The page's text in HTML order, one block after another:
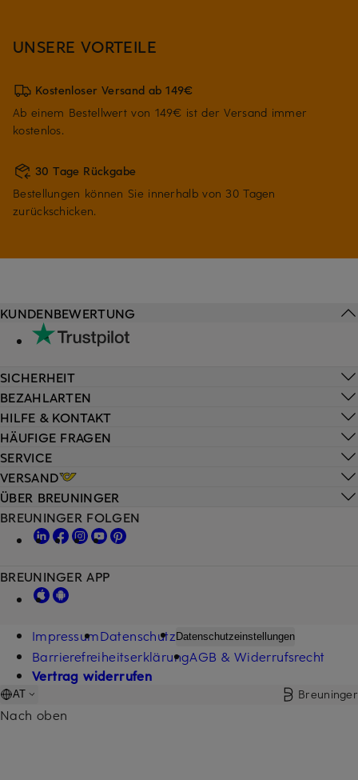
UNSERE VORTEILE
Kostenloser Versand ab 149€
Ab einem Bestellwert von 149€ ist der Versand immer
kostenlos.
30 Tage Rückgabe
Bestellungen können Sie innerhalb von 30 Tagen
zurückschicken.
HILFE & KONTAKT
HÄUFIGE FRAGEN
SERVICE
VERSAND
KUNDENBEWERTUNG
SICHERHEIT
BEZAHLARTEN
ÜBER BREUNINGER
BREUNINGER FOLGEN
BREUNINGER APP
ImpressumDatenschutz Datenschutzeinstellungen
BarrierefreiheitserklärungAGB & Widerrufsrecht
Vertrag widerrufen
AT Breuninger
Nach oben